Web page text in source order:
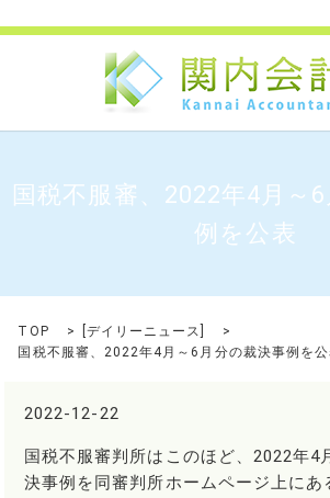
国税不服審、2022年4月～
例を公表
TOP デイリーニュース
国税不服審、2022年4月～6月分の裁決事例を公
2022-12-22
国税不服審判所はこのほど、2022年4
決事例を同審判所ホームページ上にあ